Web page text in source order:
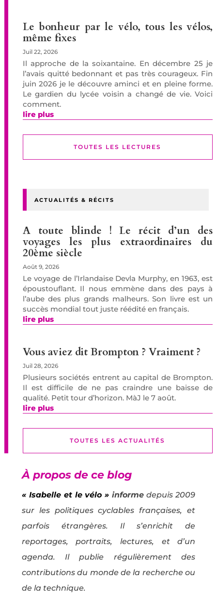
Le bonheur par le vélo, tous les vélos,
même fixes
Juil 22, 2026
Il approche de la soixantaine. En décembre 25 je
l’avais quitté bedonnant et pas très courageux. Fin
juin 2026 je le découvre aminci et en pleine forme.
Le gardien du lycée voisin a changé de vie. Voici
comment.
lire plus
TOUTES LES LECTURES
ACTUALITÉS & RÉCITS
A toute blinde ! Le récit d’un des
voyages les plus extraordinaires du
20ème siècle
Août 9, 2026
Le voyage de l’Irlandaise Devla Murphy, en 1963, est
époustouflant. Il nous emmène dans des pays à
l’aube des plus grands malheurs. Son livre est un
succès mondial tout juste réédité en français.
lire plus
Vous aviez dit Brompton ? Vraiment ?
Juil 28, 2026
Plusieurs sociétés entrent au capital de Brompton.
Il est difficile de ne pas craindre une baisse de
qualité. Petit tour d’horizon. MàJ le 7 août.
lire plus
TOUTES LES ACTUALITÉS
À propos de ce blog
« Isabelle et le vélo » informe depuis 2009
sur les politiques cyclables françaises, et
parfois étrangères. Il s’enrichit de
reportages, portraits, lectures, et d’un
agenda. Il publie régulièrement des
contributions du monde de la recherche ou
de la technique.